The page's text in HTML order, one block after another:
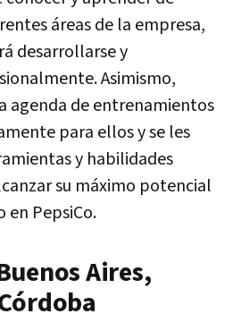
áreas de la empresa,
desarrollarse y
Asimismo,
agenda de entrenamientos
para ellos y se les
y habilidades
su máximo potencial
en PepsiCo.
Aires,